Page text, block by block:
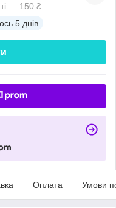
— 150 ₴
5 днів
Оплата Умови